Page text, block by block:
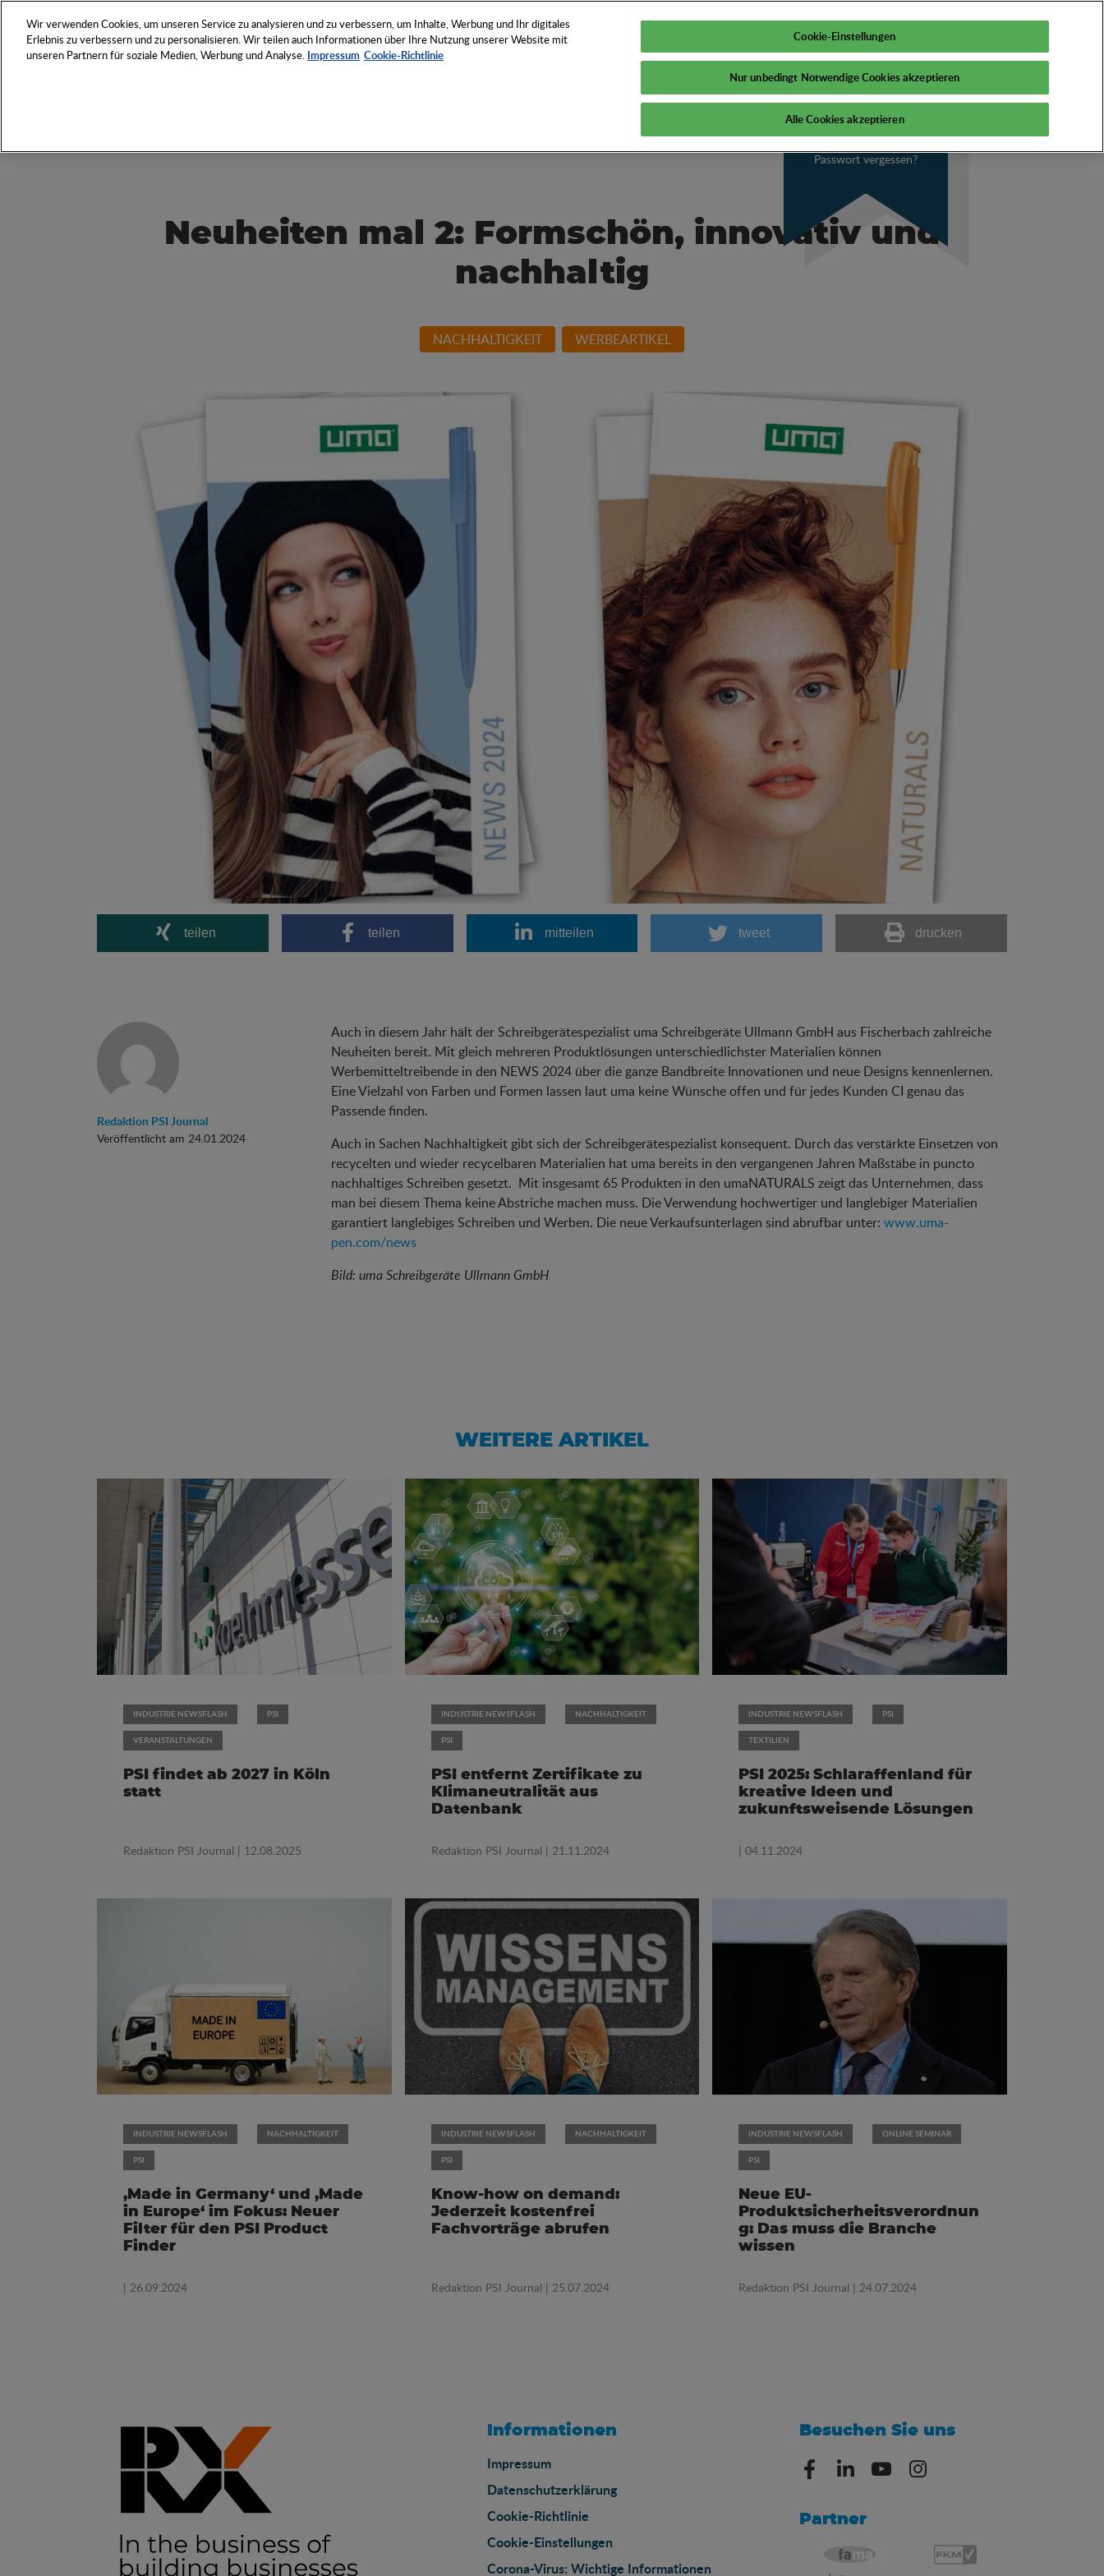
NETZWERK VERANSTALTUNGEN TOOLS NEWS KNOW-HOW FAQS DE
Passwort vergessen?
Mein PSI
Neuheiten mal 2: Formschön, innovativ und
nachhaltig
NACHHALTIGKEIT WERBEARTIKEL
teilen teilen mitteilen tweet drucken
Redaktion PSI Journal
Veröffentlicht am 24.01.2024
Auch in diesem Jahr hält der Schreibgerätespezialist uma Schreibgeräte Ullmann GmbH aus Fischerbach zahlreiche
Neuheiten bereit. Mit gleich mehreren Produktlösungen unterschiedlichster Materialien können
Werbemitteltreibende in den NEWS 2024 über die ganze Bandbreite Innovationen und neue Designs kennenlernen.
Eine Vielzahl von Farben und Formen lassen laut uma keine Wünsche offen und für jedes Kunden CI genau das
Passende finden.
Auch in Sachen Nachhaltigkeit gibt sich der Schreibgerätespezialist konsequent. Durch das verstärkte Einsetzen von
recycelten und wieder recycelbaren Materialien hat uma bereits in den vergangenen Jahren Maßstäbe in puncto
nachhaltiges Schreiben gesetzt. Mit insgesamt 65 Produkten in den umaNATURALS zeigt das Unternehmen, dass
man bei diesem Thema keine Abstriche machen muss. Die Verwendung hochwertiger und langlebiger Materialien
garantiert langlebiges Schreiben und Werben. Die neue Verkaufsunterlagen sind abrufbar unter: www.uma-
pen.com/news
Bild: uma Schreibgeräte Ullmann GmbH
WEITERE ARTIKEL
INDUSTRIE NEWSFLASH PSI
VERANSTALTUNGEN
PSI findet ab 2027 in Köln
statt
Redaktion PSI Journal | 12.08.2025
INDUSTRIE NEWSFLASH NACHHALTIGKEIT
PSI
PSI entfernt Zertifikate zu
Klimaneutralität aus
Datenbank
Redaktion PSI Journal | 21.11.2024
INDUSTRIE NEWSFLASH PSI
TEXTILIEN
PSI 2025: Schlaraffenland für
kreative Ideen und
zukunftsweisende Lösungen
| 04.11.2024
INDUSTRIE NEWSFLASH NACHHALTIGKEIT
PSI
‚Made in Germany‘ und ‚Made
in Europe‘ im Fokus: Neuer
Filter für den PSI Product
Finder
| 26.09.2024
INDUSTRIE NEWSFLASH NACHHALTIGKEIT
PSI
Know-how on demand:
Jederzeit kostenfrei
Fachvorträge abrufen
Redaktion PSI Journal | 25.07.2024
INDUSTRIE NEWSFLASH ONLINE SEMINAR
PSI
Neue EU-
Produktsicherheitsverordnun
g: Das muss die Branche
wissen
Redaktion PSI Journal | 24.07.2024
Informationen
Impressum
Datenschutzerklärung
Cookie-Richtlinie
Cookie-Einstellungen
Corona-Virus: Wichtige Informationen
Besuchen Sie uns
Partner
Wir verwenden Cookies, um unseren Service zu analysieren und zu verbessern, um Inhalte, Werbung und Ihr digitales
Erlebnis zu verbessern und zu personalisieren. Wir teilen auch Informationen über Ihre Nutzung unserer Website mit
unseren Partnern für soziale Medien, Werbung und Analyse. Impressum Cookie-Richtlinie
Cookie-Einstellungen
Nur unbedingt Notwendige Cookies akzeptieren
Alle Cookies akzeptieren